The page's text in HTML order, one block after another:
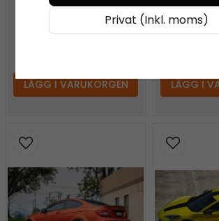
LÄGG I VARUKORGEN LÄGG I
Privat (Inkl. moms)